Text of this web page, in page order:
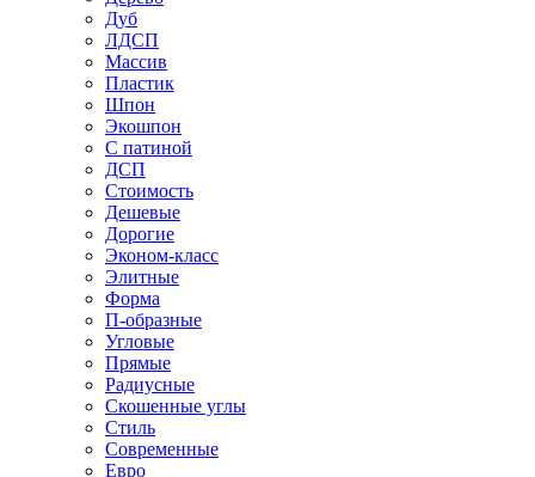
Дуб
ЛДСП
Массив
Пластик
Шпон
Экошпон
С патиной
ДСП
Стоимость
Дешевые
Дорогие
Эконом-класс
Элитные
Форма
П-образные
Угловые
Прямые
Радиусные
Скошенные углы
Стиль
Современные
Евро